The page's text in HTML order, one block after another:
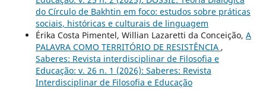
do Círculo de Bakhtin em foco: estudos sobre práticas
sociais, históricas e culturais de linguagem
Érika Costa Pimentel, Willian Lazaretti da Conceição, A
PALAVRA COMO TERRITÓRIO DE RESISTÊNCIA ,
Saberes: Revista interdisciplinar de Filosofia e
Educação: v. 26 n. 1 (2026): Saberes: Revista
Interdisciplinar de Filosofia e Educação